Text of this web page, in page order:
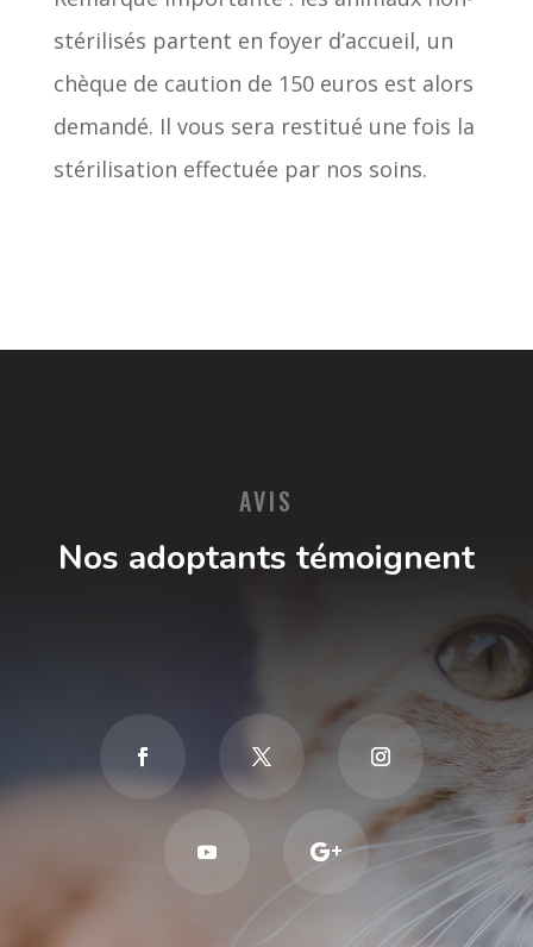
stérilisés partent en foyer d’accueil, un
chèque de caution de 150 euros est alors
demandé. Il vous sera restitué une fois la
stérilisation effectuée par nos soins.
AVIS
Nos adoptants témoignent